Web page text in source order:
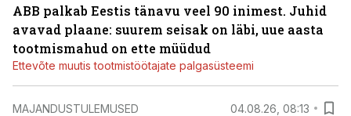
ABB palkab Eestis tänavu veel 90 inimest. Juhid
avavad plaane: suurem seisak on läbi, uue aasta
tootmismahud on ette müüdud
Ettevõte muutis tootmistöötajate palgasüsteemi
MAJANDUSTULEMUSED 04.08.26, 08:13